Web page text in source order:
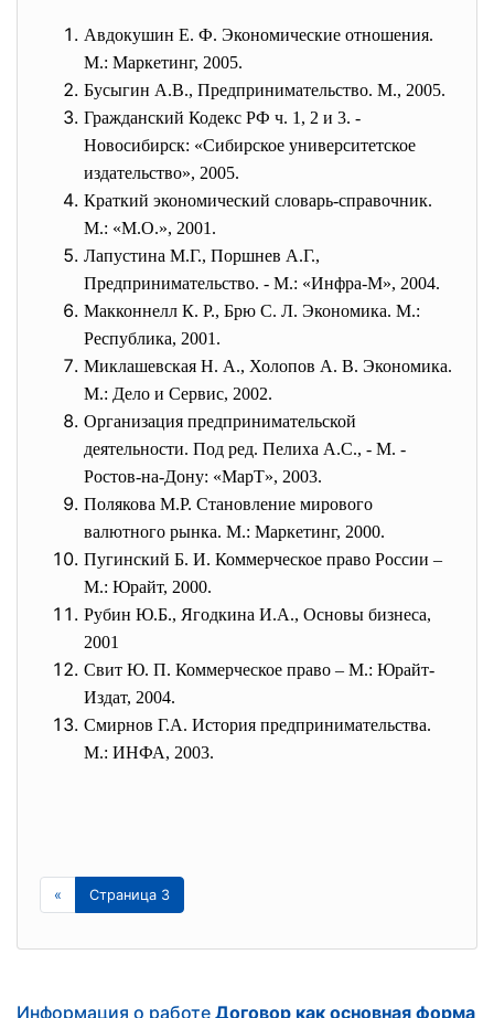
Авдокушин Е. Ф. Экономические отношения.
М.: Маркетинг, 2005.
Бусыгин А.В., Предпринимательство. М., 2005.
Гражданский Кодекс РФ ч. 1, 2 и 3. -
Новосибирск: «Сибирское университетское
издательство», 2005.
Краткий экономический словарь-справочник.
М.: «М.О.», 2001.
Лапустина М.Г., Поршнев А.Г.,
Предпринимательство. - М.: «Инфра-М», 2004.
Макконнелл К. Р., Брю С. Л. Экономика. М.:
Республика, 2001.
Миклашевская Н. А., Холопов А. В. Экономика.
М.: Дело и Сервис, 2002.
Организация предпринимательской
деятельности. Под ред. Пелиха А.С., - М. -
Ростов-на-Дону: «МарТ», 2003.
Полякова М.Р. Становление мирового
валютного рынка. М.: Маркетинг, 2000.
Пугинский Б. И. Коммерческое право России –
М.: Юрайт, 2000.
Рубин Ю.Б., Ягодкина И.А., Основы бизнеса,
2001
Свит Ю. П. Коммерческое право – М.: Юрайт-
Издат, 2004.
Смирнов Г.А. История предпринимательства.
М.: ИНФА, 2003.
« Страница 3
Информация о работе Договор как основная форма